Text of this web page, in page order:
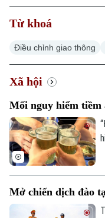
Từ khoá
Điều chỉnh giao thông
Xã hội
Mối nguy hiểm tiềm
Mở chiến dịch đào